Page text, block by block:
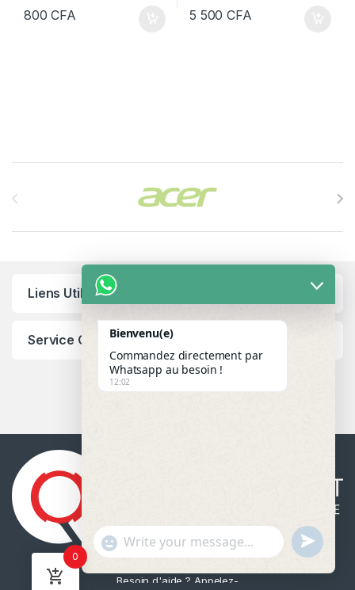
800CFA 5 500CFA
Liens Utiles
Service Client
Besoin d'aide ? Appelez-
0
Bienvenu(e)
Commandez directement par
Whatsapp au besoin !
12:02
"
+
c
WhatsApp Message
u
n
d